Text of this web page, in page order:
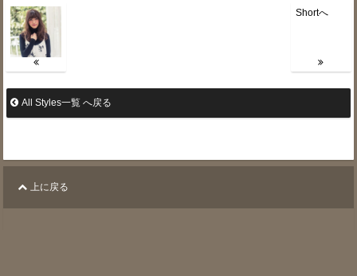
Shortへ
All Styles一覧 へ戻る
上に戻る